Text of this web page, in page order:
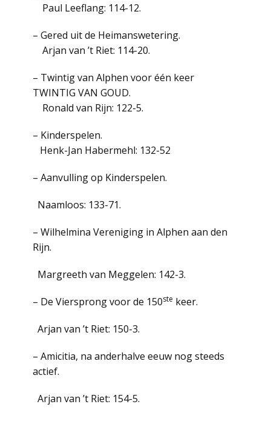
Paul Leeflang: 114-12.
– Gered uit de Heimanswetering.
Arjan van ’t Riet: 114-20.
– Twintig van Alphen voor één keer
TWINTIG VAN GOUD.
Ronald van Rijn: 122-5.
– Kinderspelen.
Henk-Jan Habermehl: 132-52
– Aanvulling op Kinderspelen.
Naamloos: 133-71.
– Wilhelmina Vereniging in Alphen aan den
Rijn.
Margreeth van Meggelen: 142-3.
– De Viersprong voor de 150ste keer.
Arjan van ’t Riet: 150-3.
– Amicitia, na anderhalve eeuw nog steeds
actief.
Arjan van ’t Riet: 154-5.